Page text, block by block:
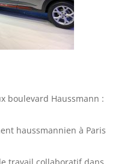
boulevard Haussmann :
haussmannien à Paris